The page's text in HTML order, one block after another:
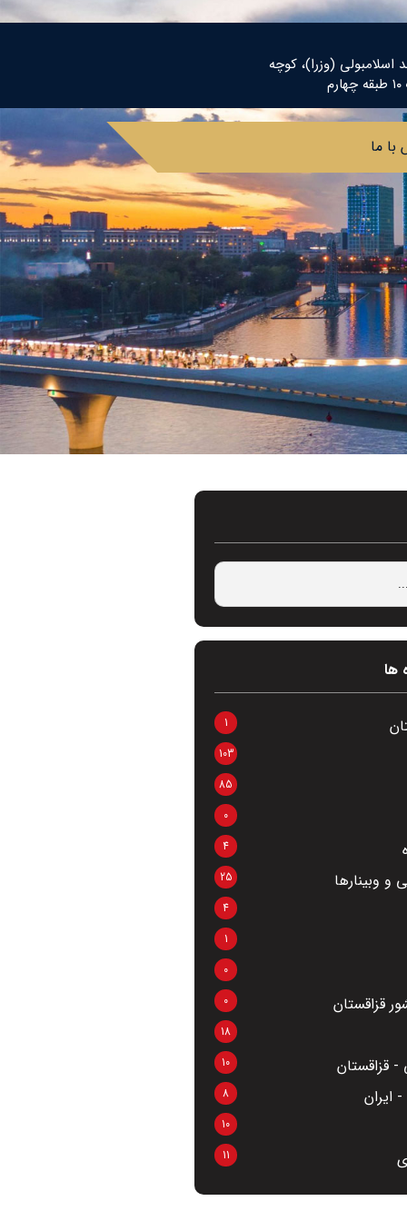
اسلامبولی (وزرا)، کوچه
ما
ها
1
103
85
0
4
و وبینارها
25
4
1
0
قزاقستان
0
18
قزاقستان 10
ایران
8
10
11